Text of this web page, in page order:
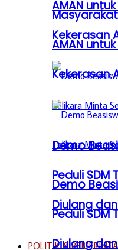
AMAN
Kekerasan
Demo
Peduli SDM
Diulang
POLITIK &
AMAN
Kekerasan
Demo
Peduli SDM
Diulang